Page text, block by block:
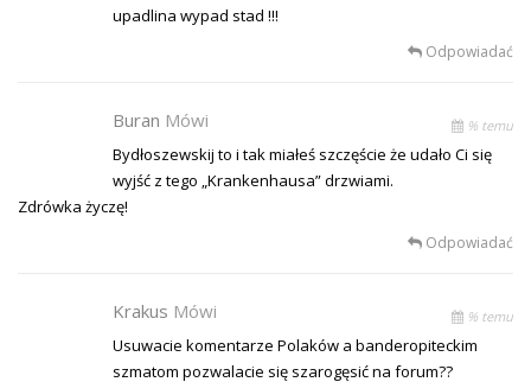
upadlina wypad stad !!!
Odpowiadać
Buran Mówi % temu
Bydłoszewskij to i tak miałeś szczęście że udało Ci się
wyjść z tego „Krankenhausa” drzwiami.
Zdrówka życzę!
Odpowiadać
Krakus Mówi % temu
Usuwacie komentarze Polaków a banderopiteckim
szmatom pozwalacie się szarogęsić na forum??